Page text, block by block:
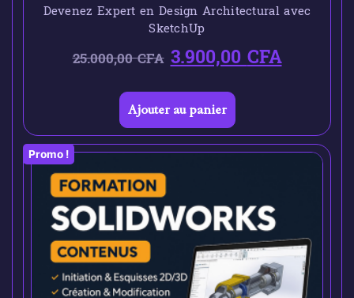
Devenez Expert en Design Architectural avec
SketchUp
25.000,00CFA 3.900,00CFA
Ajouter au panier
Promo !